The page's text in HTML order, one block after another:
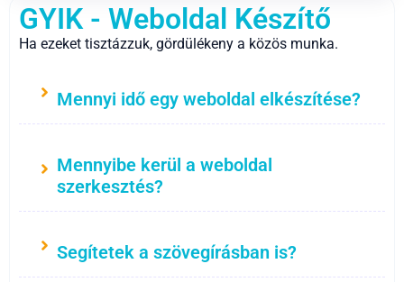
GYIK - Weboldal Készítő
Ha ezeket tisztázzuk, gördülékeny a közös munka.
Mennyi idő egy weboldal elkészítése?
Mennyibe kerül a weboldal
szerkesztés?
Segítetek a szövegírásban is?